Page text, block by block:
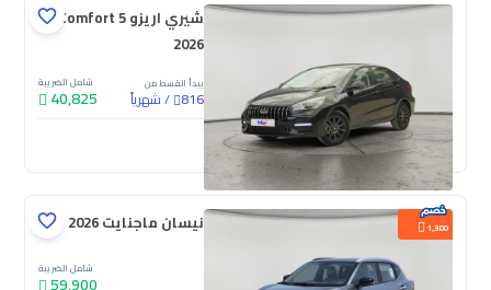
شيري اريزو 5 Comfort
2026
يبدأ القسط من
816
/شهرياً
شامل الضريبة
40,825
جديدة
1,300 نيسان ماجنايت S 2026
شامل الضريبة